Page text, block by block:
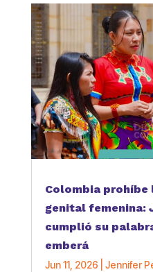
Colombia
genital femenina:
cumplió su
emberá
Jun 11, 2026 Jennifer